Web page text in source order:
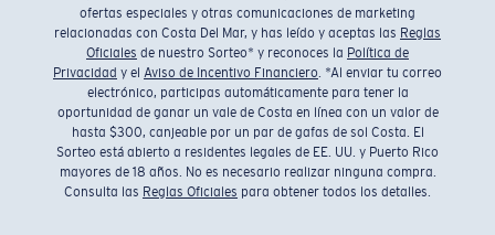
ofertas especiales y otras comunicaciones de marketing
relacionadas con Costa Del Mar, y has leído y aceptas las Reglas
Oficiales de nuestro Sorteo* y reconoces la Política de
Privacidad y el Aviso de Incentivo Financiero. *Al enviar tu correo
electrónico, participas automáticamente para tener la
oportunidad de ganar un vale de Costa en línea con un valor de
hasta $300, canjeable por un par de gafas de sol Costa. El
Sorteo está abierto a residentes legales de EE. UU. y Puerto Rico
mayores de 18 años. No es necesario realizar ninguna compra.
Consulta las Reglas Oficiales para obtener todos los detalles.